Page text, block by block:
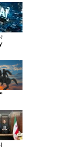
۱۷
۱۳
۰۱